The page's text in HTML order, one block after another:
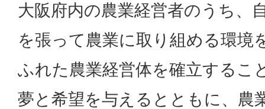
大阪府内の農業経営者のうち、
を張って農業に取り組める環境
ふれた農業経営体を確立するこ
夢と希望を与えるとともに、農